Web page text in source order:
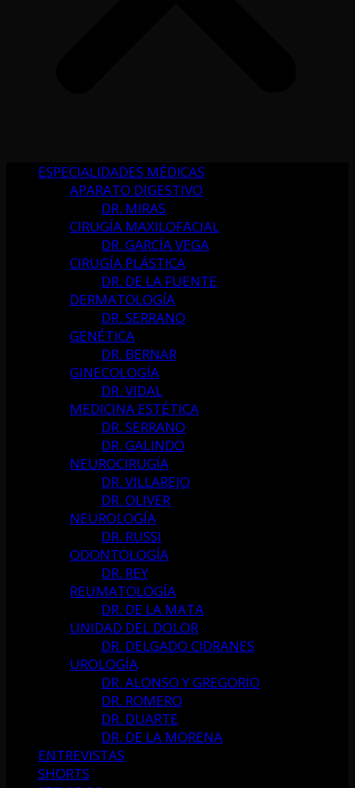
ESPECIALIDADES MÉDICAS
APARATO DIGESTIVO
DR. MIRAS
CIRUGÍA MAXILOFACIAL
DR. GARCÍA VEGA
CIRUGÍA PLÁSTICA
DR. DE LA FUENTE
DERMATOLOGÍA
DR. SERRANO
GENÉTICA
DR. BERNAR
GINECOLOGÍA
DR. VIDAL
MEDICINA ESTÉTICA
DR. SERRANO
DR. GALINDO
NEUROCIRUGÍA
DR. VILLAREJO
DR. OLIVER
NEUROLOGÍA
DR. RUSSI
ODONTOLOGÍA
DR. REY
REUMATOLOGÍA
DR. DE LA MATA
UNIDAD DEL DOLOR
DR. DELGADO CIDRANES
UROLOGÍA
DR. ALONSO Y GREGORIO
DR. ROMERO
DR. DUARTE
DR. DE LA MORENA
ENTREVISTAS
SHORTS